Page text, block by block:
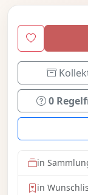
0
in
in